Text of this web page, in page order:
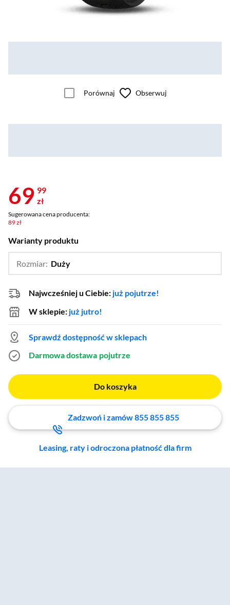
Porównaj Obserwuj
69 99
zł
Sugerowana cena producenta:
89 zł
Warianty produktu
Rozmiar: Duży
Najwcześniej u Ciebie: już pojutrze!
W sklepie: już jutro!
Sprawdź dostępność w sklepach
Darmowa dostawa pojutrze
Do koszyka
Zadzwoń i zamów 855 855 855
Leasing, raty i odroczona płatność dla firm